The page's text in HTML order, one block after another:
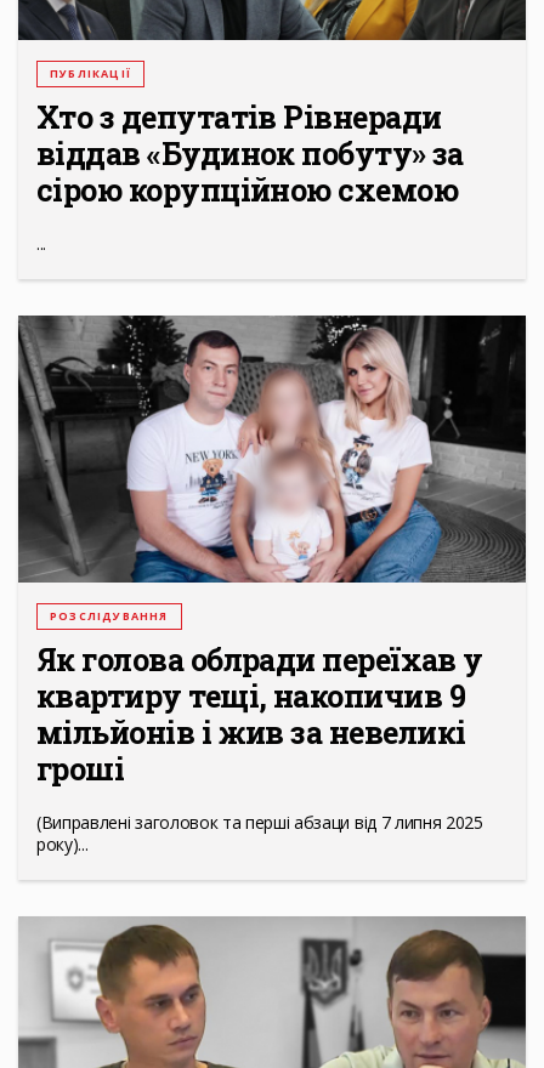
ПУБЛІКАЦІЇ
Хто з депутатів Рівнеради
віддав «Будинок побуту» за
сірою корупційною схемою
...
РОЗСЛІДУВАННЯ
Як голова облради переїхав у
квартиру тещі, накопичив 9
мільйонів і жив за невеликі
гроші
(Виправлені заголовок та перші абзаци від 7 липня 2025
року)...